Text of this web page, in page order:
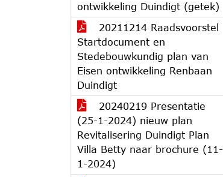
ontwikkeling Duindigt (getek)
20211214 Raadsvoorstel
Startdocument en
Stedebouwkundig plan van
Eisen ontwikkeling Renbaan
Duindigt
20240219 Presentatie
(25-1-2024) nieuw plan
Revitalisering Duindigt Plan
Villa Betty naar brochure (11-
1-2024)